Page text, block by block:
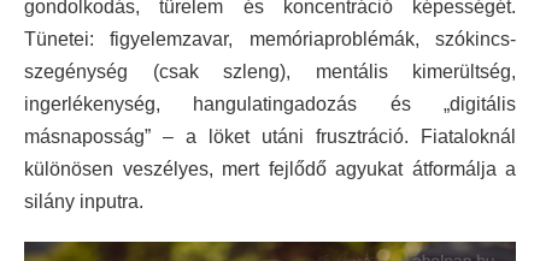
gondolkodás, türelem és koncentráció képességét.
Tünetei: figyelemzavar, memóriaproblémák, szókincs-
szegénység (csak szleng), mentális kimerültség,
ingerlékenység, hangulatingadozás és „digitális
másnaposság” – a löket utáni frusztráció. Fiataloknál
különösen veszélyes, mert fejlődő agyukat átformálja a
silány inputra.​​